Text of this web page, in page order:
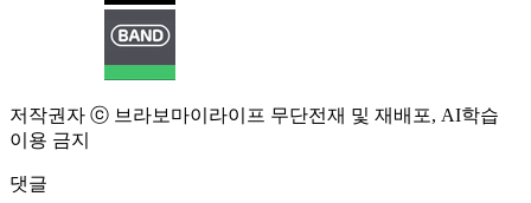
저작권자 ⓒ 브라보마이라이프 무단전재 및 재배포, AI학습
이용 금지
댓글